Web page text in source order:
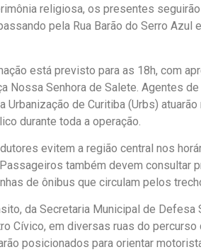
religiosa, os presentes
pela Rua Barão do Serro Azul
está previsto para as 18h, com
Nossa Senhora de Salete. Agentes
Urbanização de Curitiba (Urbs)
durante toda a operação.
evitem a região central nos
também devem consultar
de ônibus que circulam pelos
da Secretaria Municipal de Defesa
Cívico, em diversas ruas do
posicionados para orientar